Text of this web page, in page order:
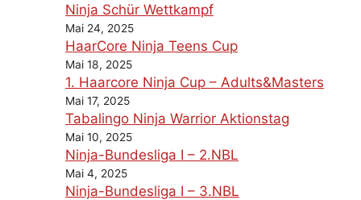
Ninja Schür Wettkampf
Mai 24, 2025
HaarCore Ninja Teens Cup
Mai 18, 2025
1. Haarcore Ninja Cup – Adults&Masters
Mai 17, 2025
Tabalingo Ninja Warrior Aktionstag
Mai 10, 2025
Ninja-Bundesliga I – 2.NBL
Mai 4, 2025
Ninja-Bundesliga I – 3.NBL